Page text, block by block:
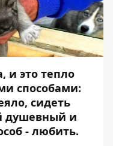
и это тепло
способами:
сидеть
душевный и
- любить.